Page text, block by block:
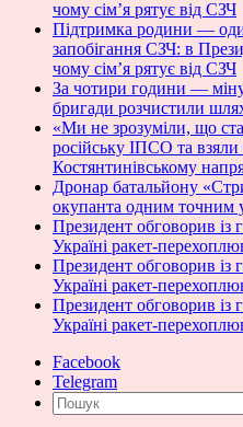
чому сім’я рятує від СЗЧ
Підтримка родини —
запобігання СЗЧ: в
чому сім’я рятує від СЗЧ
За чотири години —
бригади розчистили
«Ми не зрозуміли, що
російську ІПСО та
Костянтинівському
Дронар батальйону
окупанта одним точним
Президент обговорив
Україні ракет-
Президент обговорив
Україні ракет-
Президент обговорив
Україні ракет-
Facebook
Telegram